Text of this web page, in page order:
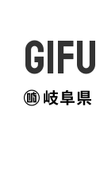
GIFU